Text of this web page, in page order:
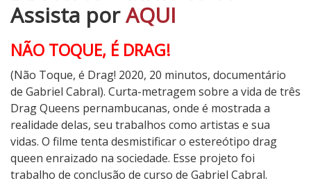
Assista porAQUI
NÃO TOQUE, É DRAG!
(Não Toque, é Drag! 2020, 20 minutos, documentário
de Gabriel Cabral). Curta-metragem sobre a vida de três
Drag Queens pernambucanas, onde é mostrada a
realidade delas, seu trabalhos como artistas e sua
vidas. O filme tenta desmistificar o estereótipo drag
queen enraizado na sociedade. Esse projeto foi
trabalho de conclusão de curso de Gabriel Cabral.